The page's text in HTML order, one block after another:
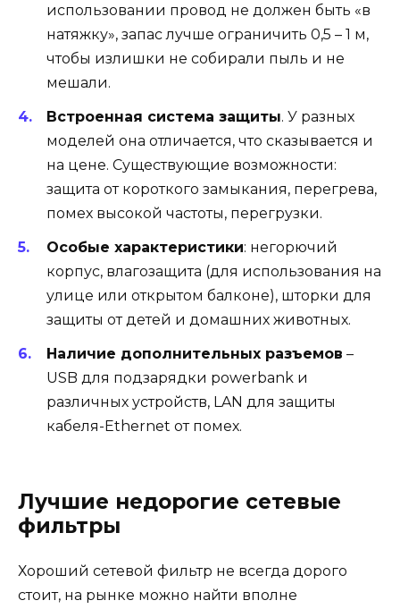
использовании провод не должен быть «в
натяжку», запас лучше ограничить 0,5 – 1 м,
чтобы излишки не собирали пыль и не
мешали.
Встроенная система защиты. У разных
моделей она отличается, что сказывается и
на цене. Существующие возможности:
защита от короткого замыкания, перегрева,
помех высокой частоты, перегрузки.
Особые характеристики: негорючий
корпус, влагозащита (для использования на
улице или открытом балконе), шторки для
защиты от детей и домашних животных.
Наличие дополнительных разъемов –
USB для подзарядки powerbank и
различных устройств, LAN для защиты
кабеля-Ethernet от помех.
Лучшие недорогие сетевые
фильтры
Хороший сетевой фильтр не всегда дорого
стоит, на рынке можно найти вполне